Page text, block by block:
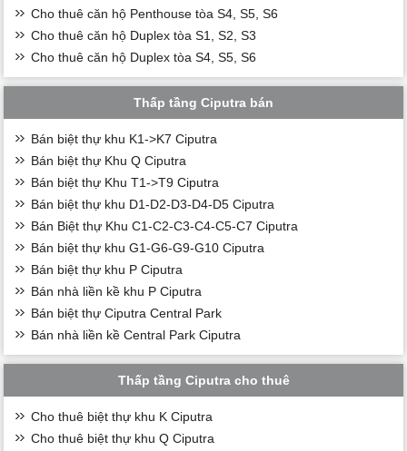
Cho thuê căn hộ Penthouse tòa S4, S5, S6
Cho thuê căn hộ Duplex tòa S1, S2, S3
Cho thuê căn hộ Duplex tòa S4, S5, S6
Thấp tầng Ciputra bán
Bán biệt thự khu K1->K7 Ciputra
Bán biệt thự Khu Q Ciputra
Bán biệt thự Khu T1->T9 Ciputra
Bán biệt thự khu D1-D2-D3-D4-D5 Ciputra
Bán Biệt thự Khu C1-C2-C3-C4-C5-C7 Ciputra
Bán biệt thự khu G1-G6-G9-G10 Ciputra
Bán biệt thự khu P Ciputra
Bán nhà liền kề khu P Ciputra
Bán biệt thự Ciputra Central Park
Bán nhà liền kề Central Park Ciputra
Thấp tầng Ciputra cho thuê
Cho thuê biệt thự khu K Ciputra
Cho thuê biệt thự khu Q Ciputra